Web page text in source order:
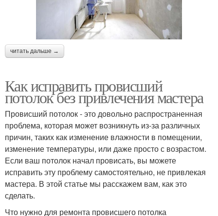
читать дальше →
Как исправить провисший
потолок без привлечения мастера
Провисший потолок - это довольно распространенная
проблема, которая может возникнуть из-за различных
причин, таких как изменение влажности в помещении,
изменение температуры, или даже просто с возрастом.
Если ваш потолок начал провисать, вы можете
исправить эту проблему самостоятельно, не привлекая
мастера. В этой статье мы расскажем вам, как это
сделать.
Что нужно для ремонта провисшего потолка